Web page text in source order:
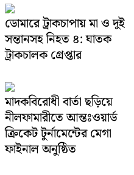
ডোমারে ট্রাকচাপায় মা ও দুই
সন্তানসহ নিহত ৪: ঘাতক
ট্রাকচালক গ্রেপ্তার
মাদকবিরোধী বার্তা ছড়িয়ে
নীলফামারীতে আন্তঃওয়ার্ড
ক্রিকেট টুর্নামেন্টের মেগা
ফাইনাল অনুষ্ঠিত